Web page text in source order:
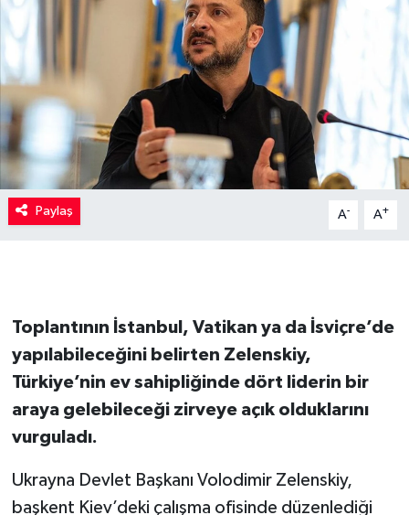
Paylaş A- A+
Toplantının İstanbul, Vatikan ya da İsviçre’de
yapılabileceğini belirten Zelenskiy,
Türkiye’nin ev sahipliğinde dört liderin bir
araya gelebileceği zirveye açık olduklarını
vurguladı.
Ukrayna Devlet Başkanı Volodimir Zelenskiy,
başkent Kiev’deki çalışma ofisinde düzenlediği